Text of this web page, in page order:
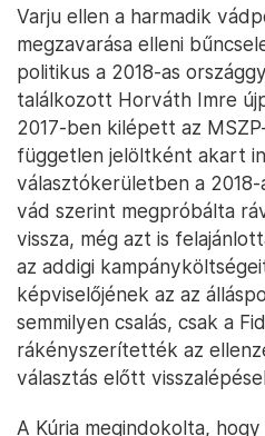
Varju ellen a harmadik
megzavarása elleni
politikus a 2018-as
találkozott Horváth Imre
2017-ben kilépett az
független jelöltként akart
választókerületben a 2018-
vád szerint megpróbálta
vissza, még azt is
az addigi
képviselőjének az az
semmilyen csalás, csak a
rákényszerítették az
választás előtt
A Kúria megindokolta,